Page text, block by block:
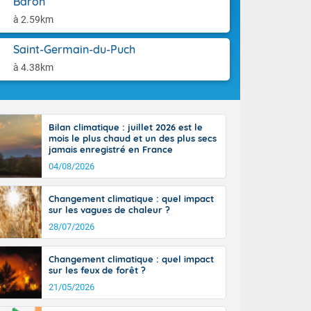
à 2.59km
Saint-Germain-du-Puch
à 4.38km
l'après-
14
il fait
30 à 35
Bilan climatique : juillet 2026 est le
mois le plus chaud et un des plus secs
jamais enregistré en France
04/08/2026
Changement climatique : quel impact
sur les vagues de chaleur ?
28/07/2026
Changement climatique : quel impact
sur les feux de forêt ?
21/05/2026